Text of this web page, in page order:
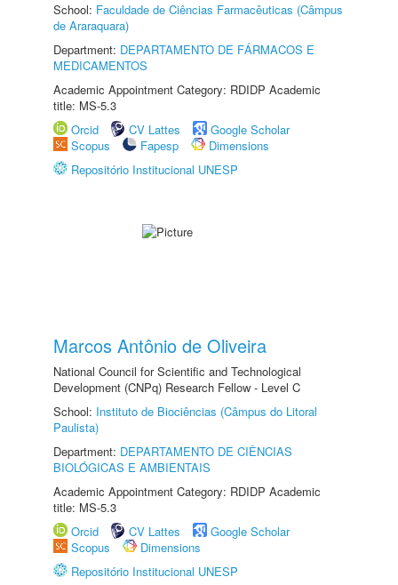
School: Faculdade de Ciências Farmacêuticas (Câmpus
de Araraquara)
Department: DEPARTAMENTO DE FÁRMACOS E
MEDICAMENTOS
Academic Appointment Category: RDIDP Academic
title: MS-5.3
Orcid
CV Lattes
Google Scholar
Scopus
Fapesp
Dimensions
Repositório Institucional UNESP
Marcos Antônio de Oliveira
National Council for Scientific and Technological
Development (CNPq) Research Fellow - Level C
School: Instituto de Biociências (Câmpus do Litoral
Paulista)
Department: DEPARTAMENTO DE CIÊNCIAS
BIOLÓGICAS E AMBIENTAIS
Academic Appointment Category: RDIDP Academic
title: MS-5.3
Orcid
CV Lattes
Google Scholar
Scopus
Dimensions
Repositório Institucional UNESP